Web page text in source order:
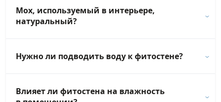
Мох, используемый в интерьере,
натуральный?
Нужно ли подводить воду к фитостене?
Влияет ли фитостена на влажность